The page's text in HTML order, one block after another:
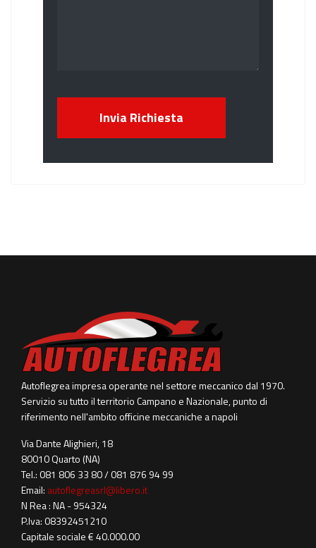
Invia Richiesta
Autoflegrea impresa operante nel settore meccanico dal 1970.
Servizio su tutto il territorio Campano e Nazionale, punto di
riferimento nell'ambito officine meccaniche a napoli
Via Dante Alighieri, 18
80010 Quarto (NA)
Tel.: 081 806 33 80 / 081 876 94 99
Email: autoflegreasrl@libero.it
N Rea : NA - 954324
P.Iva: 08392451210
Capitale sociale € 40.000.00